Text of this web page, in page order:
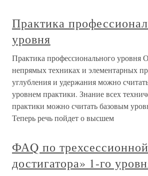
Практика
уровня
Практика профессионального уровня
непрямых техниках и элементарных
углубления и удержания можно
уровнем практики. Знание всех
практики можно считать базовым
Теперь речь пойдет о высшем
ФАQ по
достигатора» 1-го